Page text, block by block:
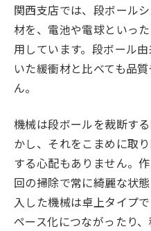
関西支店では、段ボール
材を、電池や電球といっ
用しています。段ボール
いた緩衝材と比べても品
ん。
機械は段ボールを裁断す
かし、それをこまめに取
する心配もありません。
回の掃除で常に綺麗な状
入した機械は卓上タイプ
ペース化につながったり